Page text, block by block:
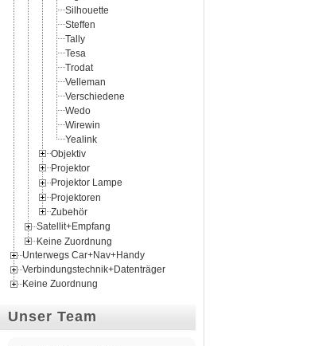
Silhouette
Steffen
Tally
Tesa
Trodat
Velleman
Verschiedene
Wedo
Wirewin
Yealink
Objektiv
Projektor
Projektor Lampe
Projektoren
Zubehör
Satellit+Empfang
Keine Zuordnung
Unterwegs Car+Nav+Handy
Verbindungstechnik+Datenträger
Keine Zuordnung
Unser Team